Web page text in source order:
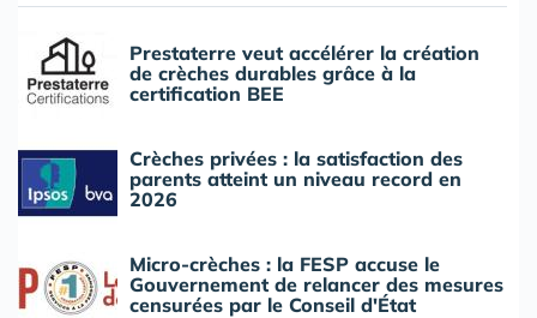
Prestaterre veut accélérer la création
de crèches durables grâce à la
certification BEE
Crèches privées : la satisfaction des
parents atteint un niveau record en
2026
Micro-crèches : la FESP accuse le
Gouvernement de relancer des mesures
censurées par le Conseil d'État